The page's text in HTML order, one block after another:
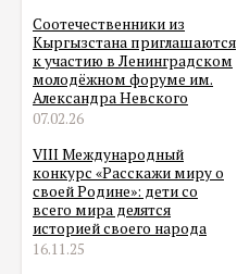
Соотечественники из
Кыргызстана приглашаются
к участию в Ленинградском
молодёжном форуме им.
Александра Невского
07.02.26
VIII Международный
конкурс «Расскажи миру о
своей Родине»: дети со
всего мира делятся
историей своего народа
16.11.25